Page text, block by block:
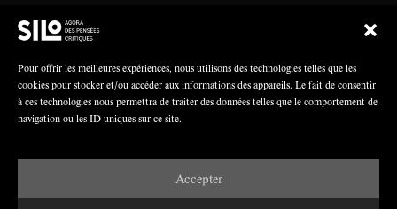
Pour offrir les meilleures expériences, nous utilisons des technologies telles que les
cookies pour stocker et/ou accéder aux informations des appareils. Le fait de consentir
à ces technologies nous permettra de traiter des données telles que le comportement de
navigation ou les ID uniques sur ce site.
Accepter